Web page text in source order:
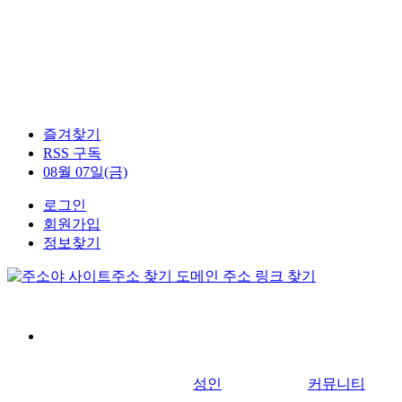
즐겨찾기
RSS 구독
08월 07일(금)
로그인
회원가입
정보찾기
성인 커뮤니티